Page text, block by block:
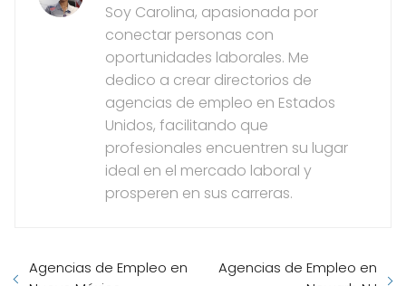
Soy Carolina, apasionada por
conectar personas con
oportunidades laborales. Me
dedico a crear directorios de
agencias de empleo en Estados
Unidos, facilitando que
profesionales encuentren su lugar
ideal en el mercado laboral y
prosperen en sus carreras.
Agencias de Empleo en
Agencias de Empleo en